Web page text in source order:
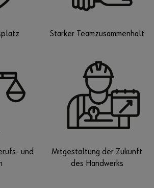
Starker Teamzusammenhalt
und
Mitgestaltung der Zukunft
des Handwerks